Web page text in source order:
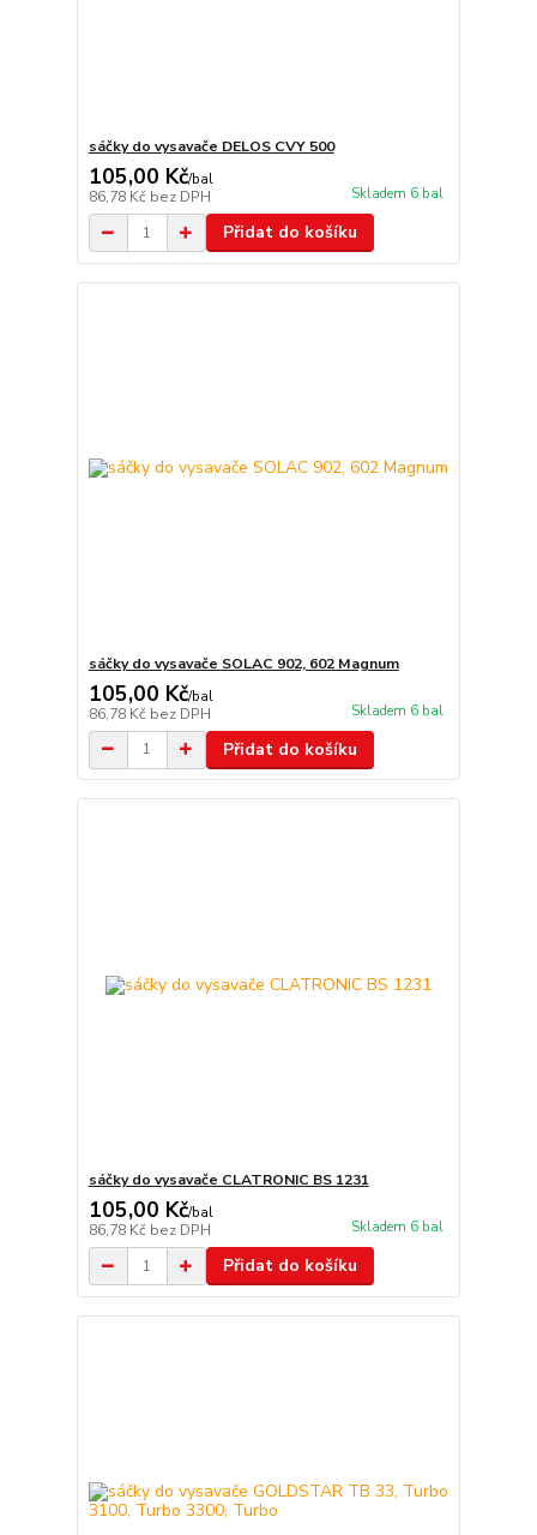
sáčky do vysavače DELOS CVY 500
105,00 Kč/bal
86,78 Kč bez DPH Skladem 6 bal
Přidat do košíku
sáčky do vysavače SOLAC 902, 602 Magnum
105,00 Kč/bal
86,78 Kč bez DPH Skladem 6 bal
Přidat do košíku
sáčky do vysavače CLATRONIC BS 1231
105,00 Kč/bal
86,78 Kč bez DPH Skladem 6 bal
Přidat do košíku